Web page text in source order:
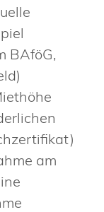
BAföG,
am